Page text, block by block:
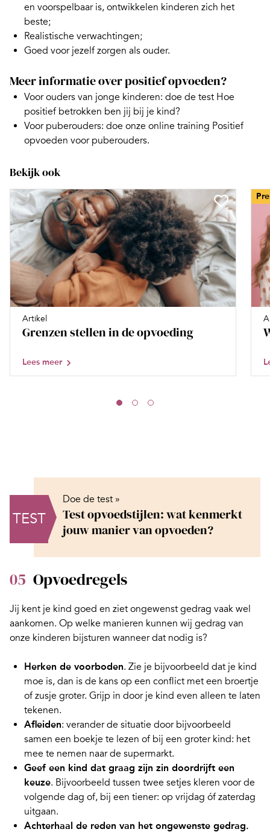
en voorspelbaar is, ontwikkelen kinderen zich het
beste;
Realistische verwachtingen;
Goed voor jezelf zorgen als ouder.
Meer informatie over positief opvoeden?
Voor ouders van jonge kinderen: doe de test Hoe
positief betrokken ben jij bij je kind?
Voor puberouders: doe onze online training Positief
opvoeden voor puberouders.
Bekijk ook
Artikel
Grenzen stellen in de opvoeding
Lees meer
TEST
Doe de test »
Test opvoedstijlen: wat kenmerkt
jouw manier van opvoeden?
05 Opvoedregels
Jij kent je kind goed en ziet ongewenst gedrag vaak wel
aankomen. Op welke manieren kunnen wij gedrag van
onze kinderen bijsturen wanneer dat nodig is?
Herken de voorboden. Zie je bijvoorbeeld dat je kind
moe is, dan is de kans op een conflict met een broertje
of zusje groter. Grijp in door je kind even alleen te laten
tekenen.
Afleiden: verander de situatie door bijvoorbeeld
samen een boekje te lezen of bij een groter kind: het
mee te nemen naar de supermarkt.
Geef een kind dat graag zijn zin doordrijft een
keuze. Bijvoorbeeld tussen twee setjes kleren voor de
volgende dag of, bij een tiener: op vrijdag óf zaterdag
uitgaan.
Achterhaal de reden van het ongewenste gedrag.